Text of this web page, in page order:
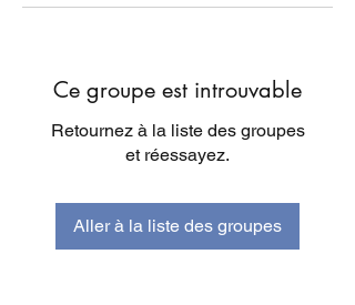
Ce groupe est introuvable
Retournez à la liste des groupes
et réessayez.
Aller à la liste des groupes